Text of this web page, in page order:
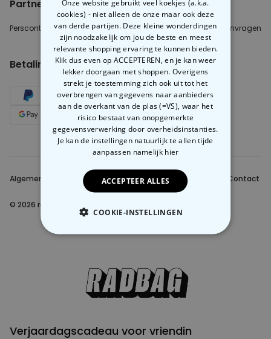
Partnerinfo
Perscontact Blogger/Youtuber B2B aanvragen
Betalingsmethoden
Algemene Voorwaarden Beveiliging en privacy Contact
© 2026 radbag
Verjaardagscadeau voor vriendin
Onze website gebruikt veel koekjes (a.k.a.
cookies) - niet alleen de onze maar ook deze
van derde partijen. Deze kleine wonderdingen
zijn noodzakelijk om jou de beste en meest
relevante shopping ervaring te kunnen bieden.
Klik dus even op ACCEPTEREN, en je kan weer
lekker doorgaan met shoppen. Overigens
strekt je toestemming zich ook uit tot het
overbrengen van gegevens naar aanbieders
aan de overkant van de plas (=VS), waar het
risico bestaat van onopgemerkte
gegevensverwerking door overheidsinstanties.
Je kan de instellingen natuurlijk te allen tijde
aanpassen namelijk hier
ACCEPTEER ALLES
COOKIE-INSTELLINGEN
NOODZAKELIJK
PERFORMANCE
MARKETING OVERIGE